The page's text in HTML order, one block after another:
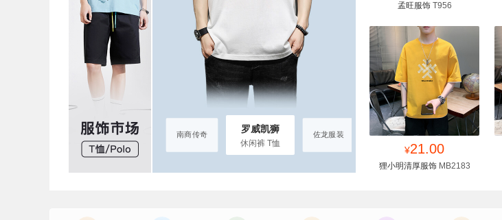
南商传奇 罗威凯狮
佐龙服装
T恤 休闲裤
南商传奇 罗威凯狮 佐龙服装
孟旺服饰T956
找同款 收藏
¥21.00
狸小明清厚服饰MB2183